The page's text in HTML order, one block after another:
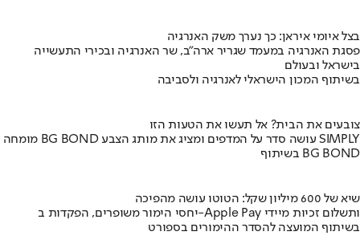
בצל איומי איראן: כך נערך משק האנרגיה
פסגת האנרגיה במעמד שגריר ארה"ב, שר האנרגיה ובכירי התעשייה
בישראל ובעולם
בשיתוף המכון הישראלי לאנרגיה ולסביבה
צובעים את הבית? אל תעשו את הטעות הזו
מומחה BG BOND עושה סדר על המדפים ומציג את מותג הצבע SIMPLY
בשיתוף BG BOND
שיא של 600 מיליון שקל: הטוטו עושה מהפיכה
יחסי הימור משופרים, הפקדות ב-Apple Pay ותשלום זכיות מיידי
בשיתוף המועצה להסדר ההימורים בספורט